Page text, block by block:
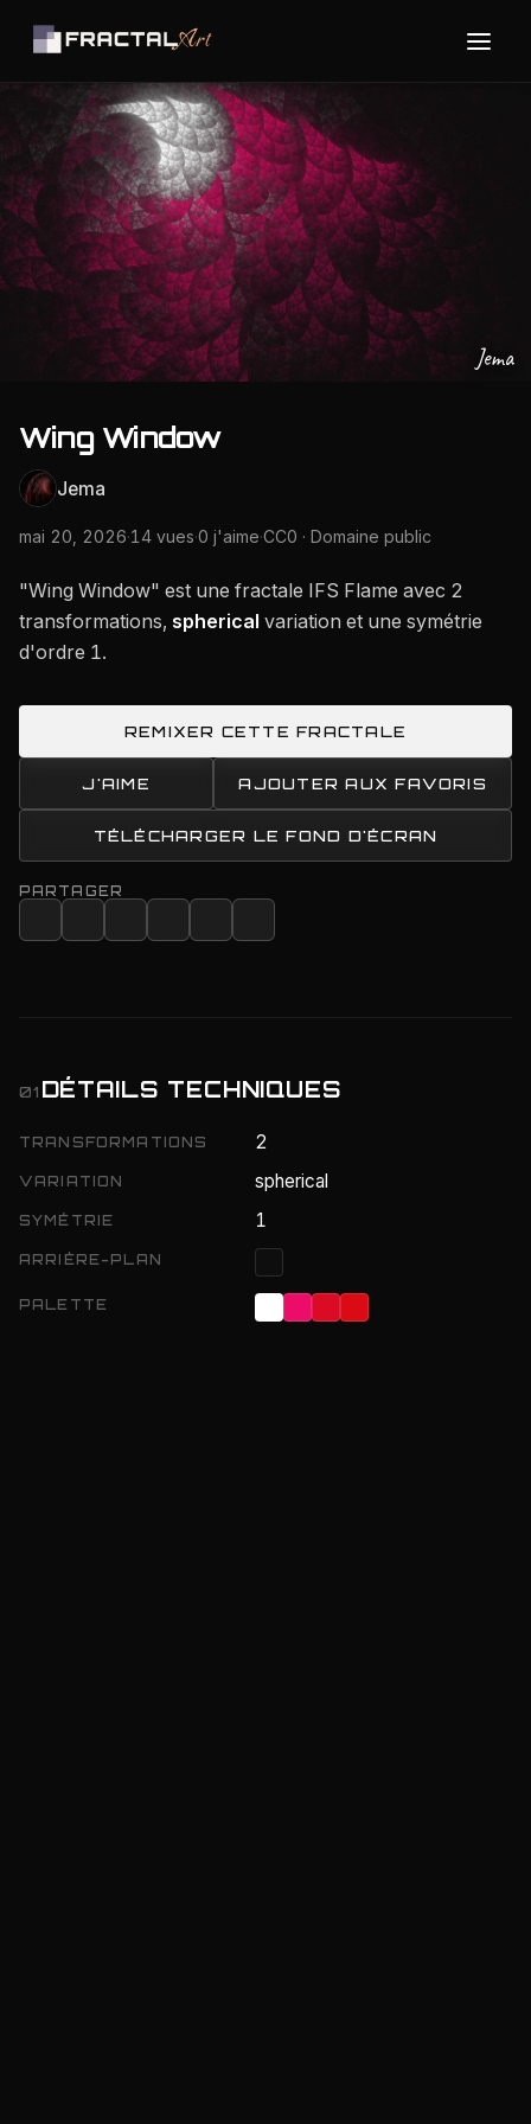
Jema
Wing Window
Jema
mai 20, 2026·14 vues·0 j'aime·CC0 · Domaine public
"Wing Window" est une fractale IFS Flame avec 2
transformations, spherical variation et une symétrie
d'ordre 1.
REMIXER CETTE FRACTALE
J'AIME AJOUTER AUX FAVORIS
TÉLÉCHARGER LE FOND D'ÉCRAN
PARTAGER
01 DÉTAILS TECHNIQUES
TRANSFORMATIONS 2
VARIATION spherical
SYMÉTRIE 1
ARRIÈRE-PLAN
PALETTE